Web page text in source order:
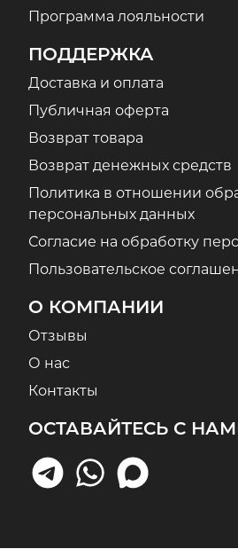
Программа лояльности
ПОДДЕРЖКА
Доставка и оплата
Публичная оферта
Возврат товара
Возврат денежных средств
Политика в отношении
персональных данных
Согласие на обработку
Пользовательское
О КОМПАНИИ
Отзывы
О нас
Контакты
ОСТАВАЙТЕСЬ С